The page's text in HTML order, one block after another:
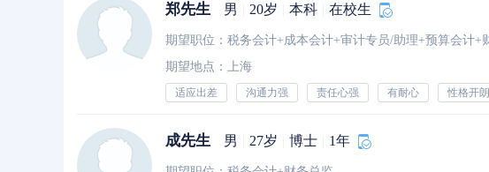
郑先生 男 20岁 本科 在校生
期望地点：上海
适应出差 沟通力强 责任心强 有耐心 性格开朗
成先生 男 27岁 博士 1年